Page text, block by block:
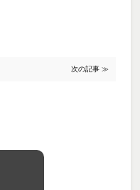
次の記事 ≫